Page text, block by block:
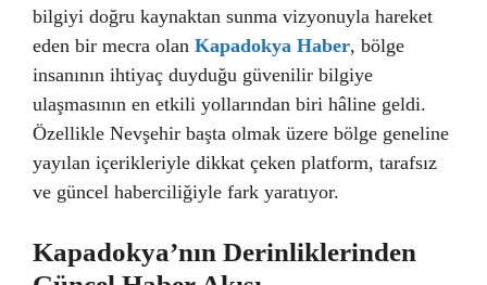
bilgiyi doğru kaynaktan sunma vizyonuyla hareket
eden bir mecra olan Kapadokya Haber, bölge
insanının ihtiyaç duyduğu güvenilir bilgiye
ulaşmasının en etkili yollarından biri hâline geldi.
Özellikle Nevşehir başta olmak üzere bölge geneline
yayılan içerikleriyle dikkat çeken platform, tarafsız
ve güncel haberciliğiyle fark yaratıyor.
Kapadokya’nın Derinliklerinden